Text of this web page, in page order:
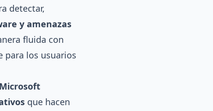
detectar,
y amenazas
fluida con
para los usuarios
Microsoft
que hacen